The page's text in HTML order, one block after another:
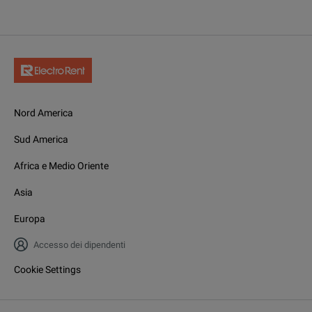
Nord America
Sud America
Africa e Medio Oriente
Asia
Europa
Accesso dei dipendenti
Cookie Settings